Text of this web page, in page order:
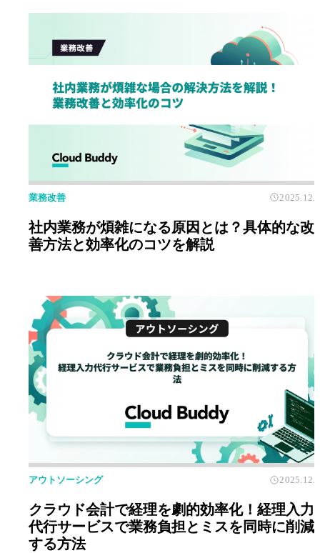
業務改善
社内業務が煩雑になる原因とは？具体的な改
善方法と効率化のコツを解説
アウトソーシング
クラウド会計で経理を劇的効率化！経理入力
代行サービスで業務負担とミスを同時に削減
する方法